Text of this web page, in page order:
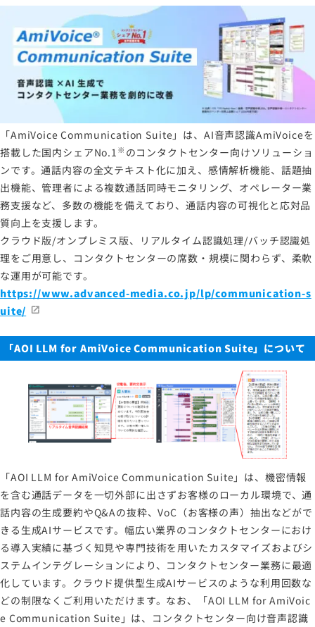
「AmiVoice Communication Suite」は、AI音声認識AmiVoiceを
搭載した国内シェアNo.1 ※ のコンタクトセンター向けソリューショ
ンです。通話内容の全文テキスト化に加え、感情解析機能、話題抽
出機能、管理者による複数通話同時モニタリング、オペレーター業
務支援など、多数の機能を備えており、通話内容の可視化と応対品
質向上を支援します。
クラウド版/オンプレミス版、リアルタイム認識処理/バッチ認識処
理をご用意し、コンタクトセンターの席数・規模に関わらず、柔軟
な運用が可能です。
https://www.advanced-media.co.jp/lp/communication-s
uite/
「AOI LLM for AmiVoice Communication Suite」について
「AOI LLM for AmiVoice Communication Suite」は、機密情報
を含む通話データを一切外部に出さずお客様のローカル環境で、通
話内容の生成要約やQ&Aの抜粋、VoC（お客様の声）抽出などがで
きる生成AIサービスです。幅広い業界のコンタクトセンターにおけ
る導入実績に基づく知見や専門技術を用いたカスタマイズおよびシ
ステムインテグレーションにより、コンタクトセンター業務に最適
化しています。クラウド提供型生成AIサービスのような利用回数な
どの制限なくご利用いただけます。なお、「AOI LLM for AmiVoic
e Communication Suite」は、コンタクトセンター向け音声認識